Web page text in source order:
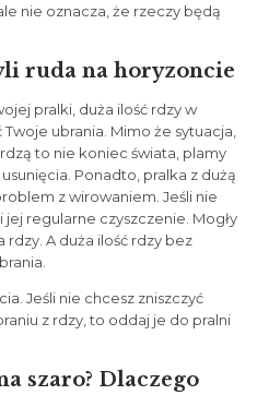
nie oznacza, że rzeczy będą
ruda na horyzoncie
pralki, duża ilość rdzy w
ubrania. Mimo że sytuacja,
rdzą to nie koniec świata, plamy
Ponadto, pralka z dużą
z wirowaniem. Jeśli nie
jej regularne czyszczenie. Mogły
rdzy. A duża ilość rdzy bez
Jeśli nie chcesz zniszczyć
z rdzy, to oddaj je do pralni
szaro? Dlaczego